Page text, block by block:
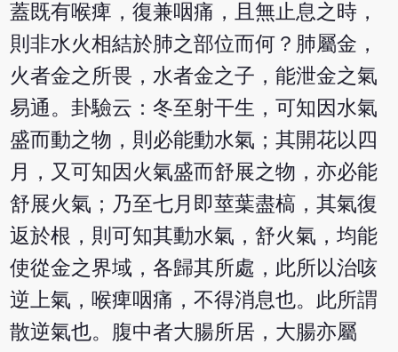
蓋既有喉痺，復兼咽痛，且無止息之時，
則非水火相結於肺之部位而何？肺屬金，
火者金之所畏，水者金之子，能泄金之氣
易通。卦驗云：冬至射干生，可知因水氣
盛而動之物，則必能動水氣；其開花以四
月，又可知因火氣盛而舒展之物，亦必能
舒展火氣；乃至七月即莖葉盡槁，其氣復
返於根，則可知其動水氣，舒火氣，均能
使從金之界域，各歸其所處，此所以治咳
逆上氣，喉痺咽痛，不得消息也。此所謂
散逆氣也。腹中者大腸所居，大腸亦屬